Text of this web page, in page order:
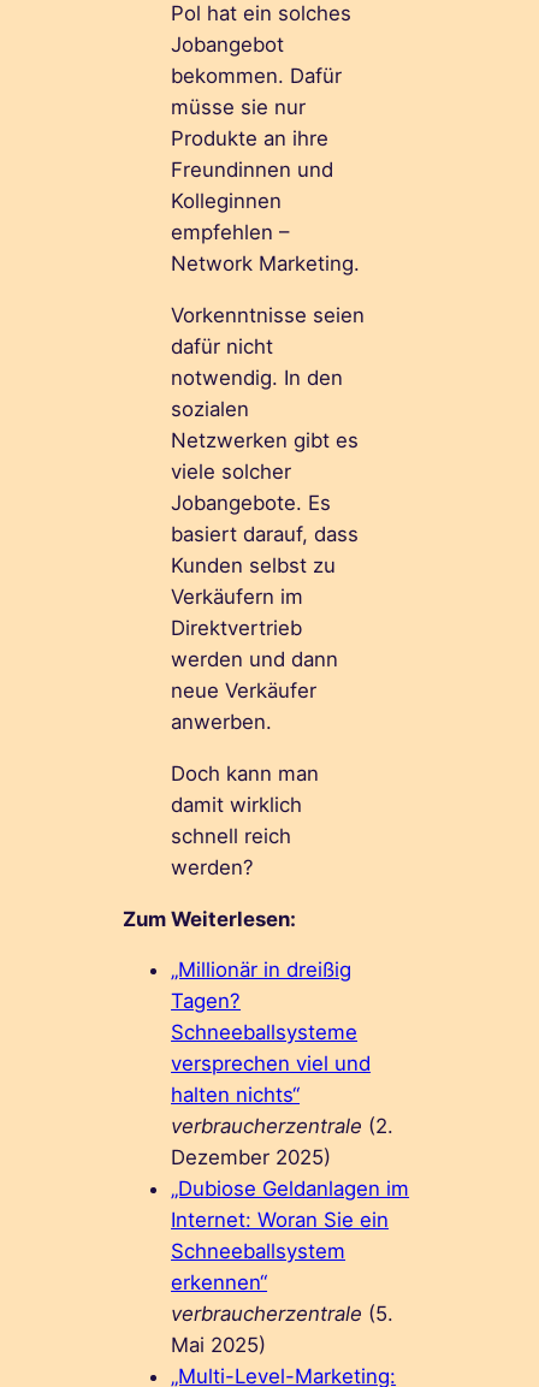
Pol hat ein solches
Jobangebot
bekommen. Dafür
müsse sie nur
Produkte an ihre
Freundinnen und
Kolleginnen
empfehlen –
Network Marketing.
Vorkenntnisse seien
dafür nicht
notwendig. In den
sozialen
Netzwerken gibt es
viele solcher
Jobangebote. Es
basiert darauf, dass
Kunden selbst zu
Verkäufern im
Direktvertrieb
werden und dann
neue Verkäufer
anwerben.
Doch kann man
damit wirklich
schnell reich
werden?
Zum Weiterlesen:
„Millionär in dreißig
Tagen?
Schneeballsysteme
versprechen viel und
halten nichts“
verbraucherzentrale (2.
Dezember 2025)
„Dubiose Geldanlagen im
Internet: Woran Sie ein
Schneeballsystem
erkennen“
verbraucherzentrale (5.
Mai 2025)
„Multi-Level-Marketing: